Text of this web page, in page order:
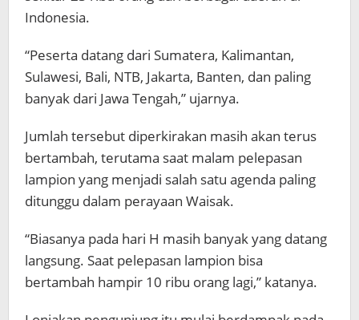
Indonesia.
“Peserta datang dari Sumatera, Kalimantan,
Sulawesi, Bali, NTB, Jakarta, Banten, dan paling
banyak dari Jawa Tengah,” ujarnya.
Jumlah tersebut diperkirakan masih akan terus
bertambah, terutama saat malam pelepasan
lampion yang menjadi salah satu agenda paling
ditunggu dalam perayaan Waisak.
“Biasanya pada hari H masih banyak yang datang
langsung. Saat pelepasan lampion bisa
bertambah hampir 10 ribu orang lagi,” katanya.